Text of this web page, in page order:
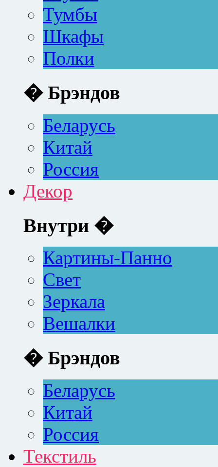
Тумбы
Шкафы
Полки
� Брэндов
Беларусь
Китай
Россия
Декор
Внутри �
Картины-Панно
Свет
Зеркала
Вешалки
� Брэндов
Беларусь
Китай
Россия
Текстиль